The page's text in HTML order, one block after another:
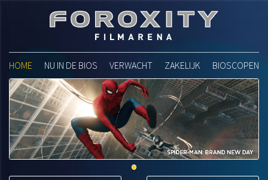
Foroxity Filmarena
HOME NU IN DE BIOS VERWACHT ZAKELIJK BIOSCOPEN